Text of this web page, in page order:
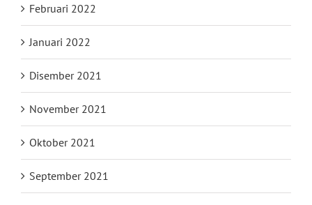
Februari 2022
Januari 2022
Disember 2021
November 2021
Oktober 2021
September 2021